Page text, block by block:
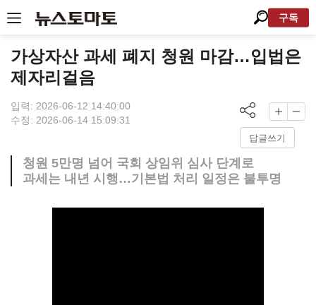
구독
가상자산 과세 폐지 청원 마감…입법은
제자리걸음
입력: 2026-06-12 14:40:00
수정: 2026-06-14 15:09:31
답글쓰기
청원 5만명 넘어 국회 상임위 심사 단계로
과세는 내년 시행…기본법 처리 일정은 불투명